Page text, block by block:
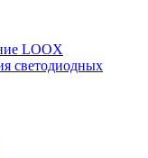
LOOX
светодиодных